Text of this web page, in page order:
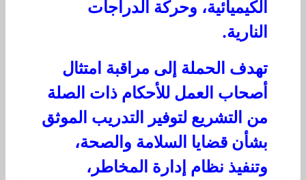
الكيميائية، وحركة الدراجات
النارية.
تهدف الحملة إلى مراقبة امتثال
أصحاب العمل للأحكام ذات الصلة
من التشريع لتوفير التدريب الموثق
بشأن قضايا السلامة والصحة،
وتنفيذ نظام إدارة المخاطر،